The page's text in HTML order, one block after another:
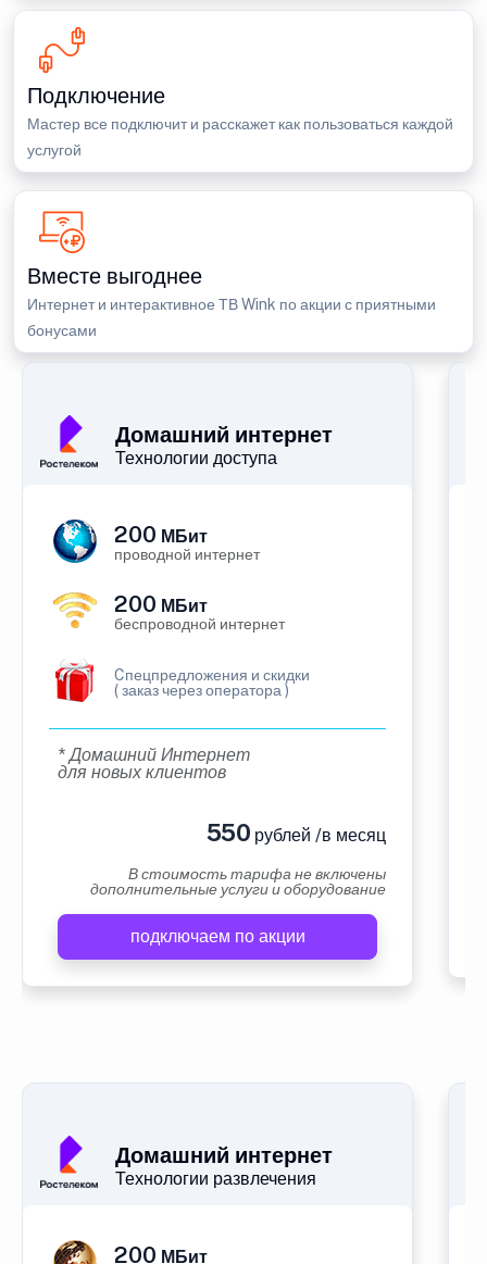
Подключение
Мастер все подключит и расскажет как пользоваться каждой
услугой
Вместе выгоднее
Интернет и интерактивное ТВ Wink по акции с приятными
бонусами
Домашний интернет
Технологии доступа
200 МБит
проводной интернет
200 МБит
беспроводной интернет
Cпецпредложения и скидки
( заказ через оператора )
* Домашний Интернет
для новых клиентов
550 рублей /в месяц
В стоимость тарифа не включены
дополнительные услуги и оборудование
подключаем по акции
Домашний интернет
Технологии развлечения
200 МБит